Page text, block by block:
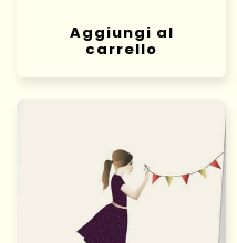
listino
Aggiungi al
carrello